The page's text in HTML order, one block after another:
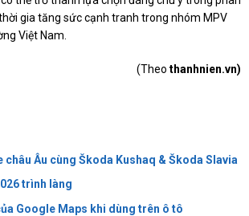
gia tăng sức cạnh tranh trong nhóm MPV
Việt Nam.
(Theo thanhnien.vn)
châu Âu cùng Škoda Kushaq & Škoda Slavia
trình làng
Google Maps khi dùng trên ô tô